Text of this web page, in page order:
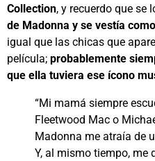
Collection, y recuerdo que se
de Madonna y se vestía
igual que las chicas que
película; probablemente
que ella tuviera ese ícono
“Mi mamá siempre
Fleetwood Mac o
Madonna me atraía de
Y, al mismo tiempo, me